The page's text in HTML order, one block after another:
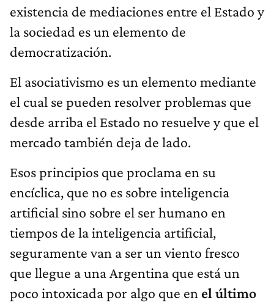
existencia de mediaciones entre el Estado y
la sociedad es un elemento de
democratización.
El asociativismo es un elemento mediante
el cual se pueden resolver problemas que
desde arriba el Estado no resuelve y que el
mercado también deja de lado.
Esos principios que proclama en su
encíclica, que no es sobre inteligencia
artificial sino sobre el ser humano en
tiempos de la inteligencia artificial,
seguramente van a ser un viento fresco
que llegue a una Argentina que está un
poco intoxicada por algo que en el último